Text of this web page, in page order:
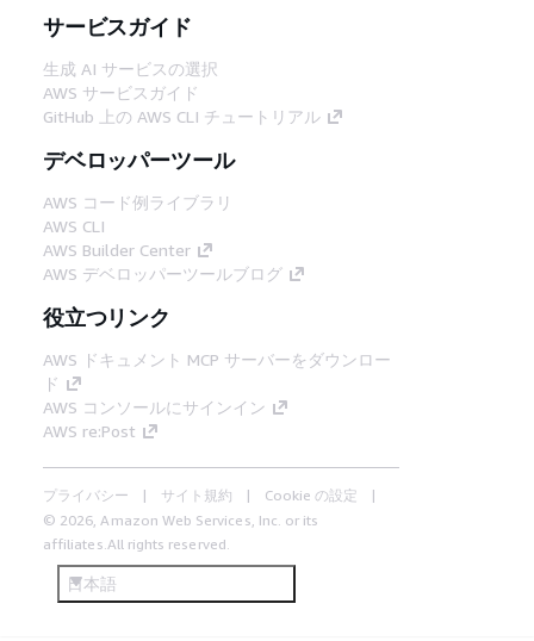
サービスガイド
生成 AI サービスの選択
AWS サービスガイド
GitHub 上の AWS CLI チュートリアル
デベロッパーツール
AWS コード例ライブラリ
AWS CLI
AWS Builder Center
AWS デベロッパーツールブログ
役立つリンク
AWS ドキュメント MCP サーバーをダウンロー
ド
AWS コンソールにサインイン
AWS re:Post
プライバシー サイト規約
Cookie の設定
© 2026, Amazon Web Services, Inc. or its
affiliates.All rights reserved.
日本語